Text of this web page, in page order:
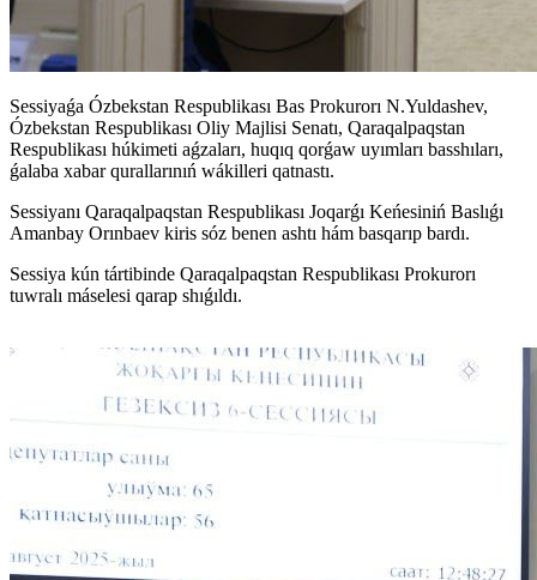
Sessiyaǵa Ózbekstan Respublikası Bas Prokurorı N.Yuldashev,
Ózbekstan Respublikası Oliy Majlisi Senatı, Qaraqalpaqstan
Respublikası húkimeti aǵzaları, huqıq qorǵaw uyımları basshıları,
ǵalaba xabar qurallarınıń wákilleri qatnastı.
Sessiyanı Qaraqalpaqstan Respublikası Joqarǵı Keńesiniń Baslıǵı
Amanbay Orınbaev kiris sóz benen ashtı hám basqarıp bardı.
Sessiya kún tártibinde Qaraqalpaqstan Respublikası Prokurorı
tuwralı máselesi qarap shıǵıldı.